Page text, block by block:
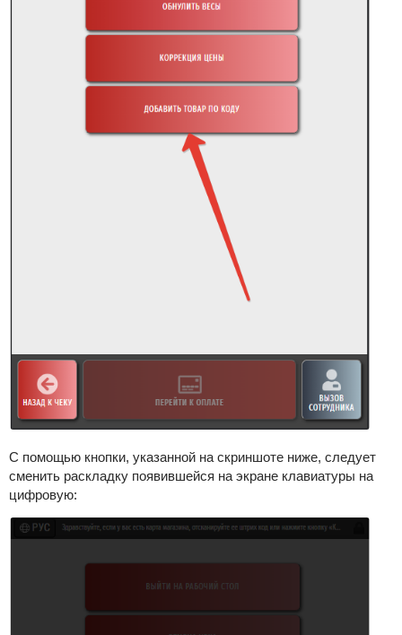
С помощью кнопки, указанной на скриншоте ниже, следует
сменить раскладку появившейся на экране клавиатуры на
цифровую: